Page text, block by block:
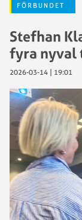
FÖRBUNDET
Stefhan
fyra nyval
2026-03-14 | 19:01